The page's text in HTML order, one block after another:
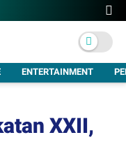
ENTERTAINMENT
XXII,